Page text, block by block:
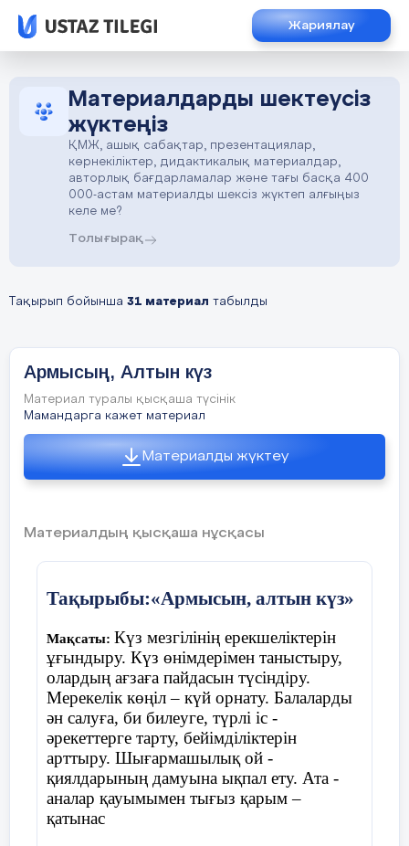
Жариялау
Материалдарды шектеусіз
жүктеңіз
ҚМЖ, ашық сабақтар, презентациялар,
көрнекіліктер, дидактикалық материалдар,
авторлық бағдарламалар және тағы басқа 400
000-астам материалды шексіз жүктеп алғыңыз
келе ме?
Толығырақ
Тақырып бойынша 31 материал табылды
Армысың, Алтын күз
Материал туралы қысқаша түсінік
Мамандарга кажет материал
Материалды жүктеу
Материалдың қысқаша нұсқасы
Тақырыбы:«Армысын, алтын күз»
Мақсаты: Күз мезгілінің ерекшеліктерін
ұғындыру. Күз өнімдерімен таныстыру,
олардың ағзаға пайдасын түсіндіру.
Мерекелік көңіл – күй орнату. Балаларды
ән салуға, би билеуге, түрлі іс -
әрекеттерге тарту, бейімділіктерін
арттыру. Шығармашылық ой -
қиялдарының дамуына ықпал ету. Ата -
аналар қауымымен тығыз қарым –
қатынас